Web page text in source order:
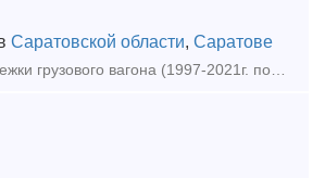
Саратовской области, Саратове
Боковая рама тележки грузового вагона (1997-2021г. под тележки мод.18-100, 18-1290, 18-552, 18-578, 18-194-1); Компания ООО «ПСК «Терминал» более 10 лет на рынке поставки запасных часте